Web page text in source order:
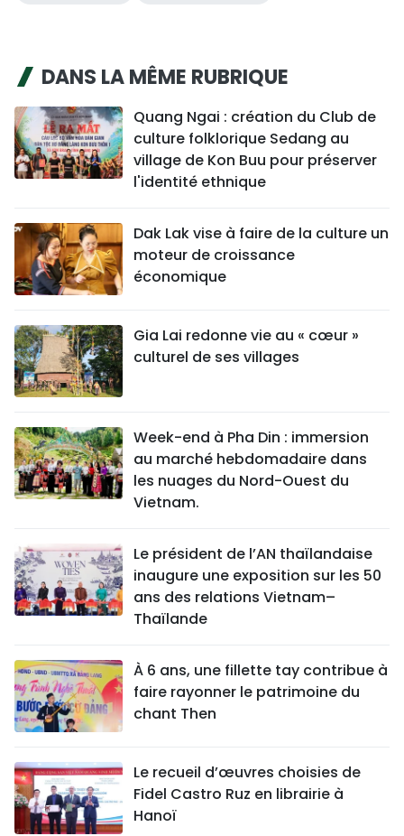
DANS LA MÊME RUBRIQUE
Quang Ngai : création du Club de
culture folklorique Sedang au
village de Kon Buu pour préserver
l'identité ethnique
Dak Lak vise à faire de la culture un
moteur de croissance
économique
Gia Lai redonne vie au « cœur »
culturel de ses villages
Week-end à Pha Din : immersion
au marché hebdomadaire dans
les nuages du Nord-Ouest du
Vietnam.
Le président de l’AN thaïlandaise
inaugure une exposition sur les 50
ans des relations Vietnam–
Thaïlande
À 6 ans, une fillette tay contribue à
faire rayonner le patrimoine du
chant Then
Le recueil d’œuvres choisies de
Fidel Castro Ruz en librairie à
Hanoï